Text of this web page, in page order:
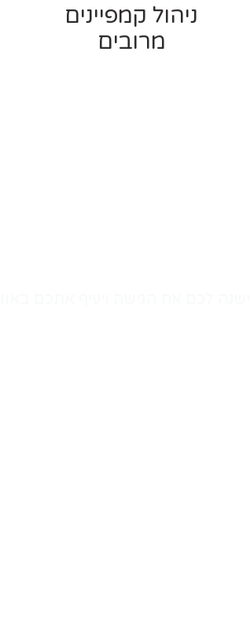
ניהול קמפיינים
מרובים